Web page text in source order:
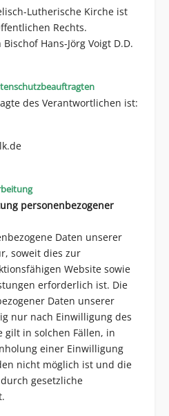
Lutherische Kirche ist
Rechts.
Hans-Jörg Voigt D.D.
des Verantwortlichen ist:
personenbezogener
Daten unserer
soweit dies zur
Website sowie
erforderlich ist. Die
Daten unserer
nur nach Einwilligung des
gilt in solchen Fällen, in
einer Einwilligung
nicht möglich ist und die
gesetzliche